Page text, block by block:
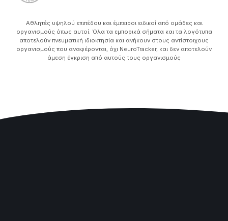
Αθλητές υψηλού επιπέδου και έμπειροι ειδικοί από ομάδες και
οργανισμούς όπως αυτοί. Όλα τα εμπορικά σήματα και τα λογότυπα
αποτελούν πνευματική ιδιοκτησία και ανήκουν στους αντίστοιχους
οργανισμούς που αναφέρονται, όχι NeuroTracker, και δεν αποτελούν
άμεση έγκριση από αυτούς τους οργανισμούς